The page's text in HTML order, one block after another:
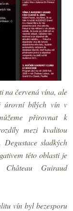
na červená vína, ale
úrovní bílých vín v
přirovnat k
mezi kvalitou
sladkých
této oblasti je
Guiraud
vín byl bezesporu